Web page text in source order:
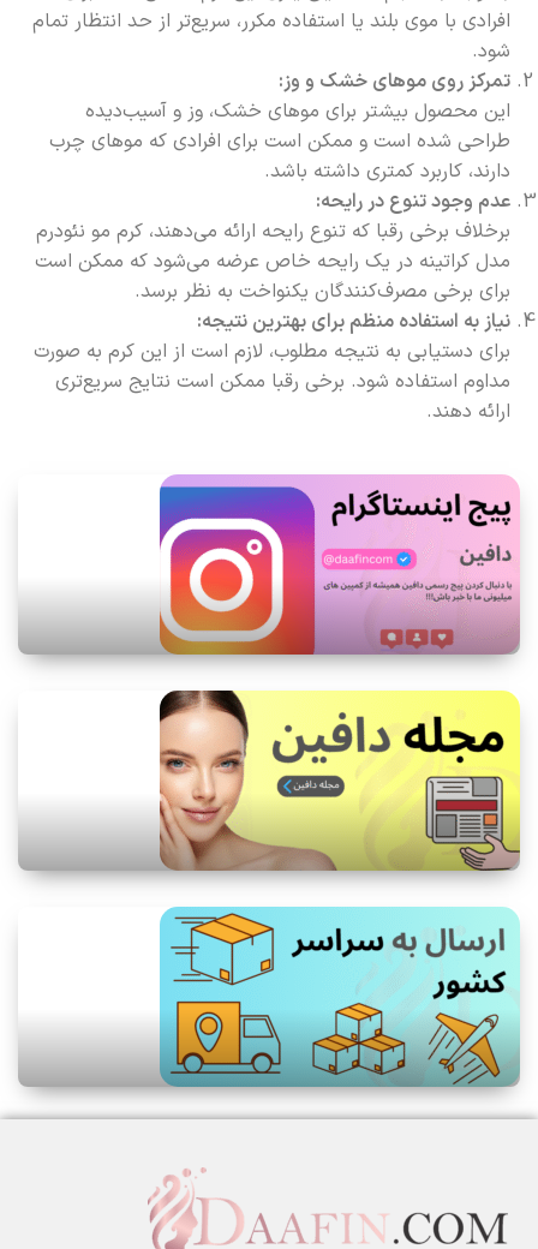
افرادی با موی بلند یا استفاده مکرر، سریع‌تر از حد انتظار تمام
شود.
تمرکز روی موهای خشک و وز:
این محصول بیشتر برای موهای خشک، وز و آسیب‌دیده
طراحی شده است و ممکن است برای افرادی که موهای چرب
دارند، کاربرد کمتری داشته باشد.
عدم وجود تنوع در رایحه:
برخلاف برخی رقبا که تنوع رایحه ارائه می‌دهند، کرم مو نئودرم
مدل کراتینه در یک رایحه خاص عرضه می‌شود که ممکن است
برای برخی مصرف‌کنندگان یکنواخت به نظر برسد.
نیاز به استفاده منظم برای بهترین نتیجه:
برای دستیابی به نتیجه مطلوب، لازم است از این کرم به صورت
مداوم استفاده شود. برخی رقبا ممکن است نتایج سریع‌تری
ارائه دهند.